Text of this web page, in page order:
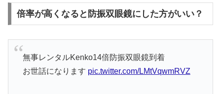
倍率が高くなると防振双眼鏡にした方がいい？
無事レンタルKenko14倍防振双眼鏡到着
お世話になります pic.twitter.com/LMtVqwmRVZ